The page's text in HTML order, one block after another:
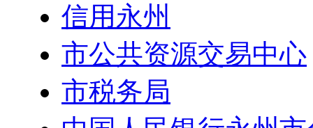
信用永州
市公共资源交易中心
市税务局